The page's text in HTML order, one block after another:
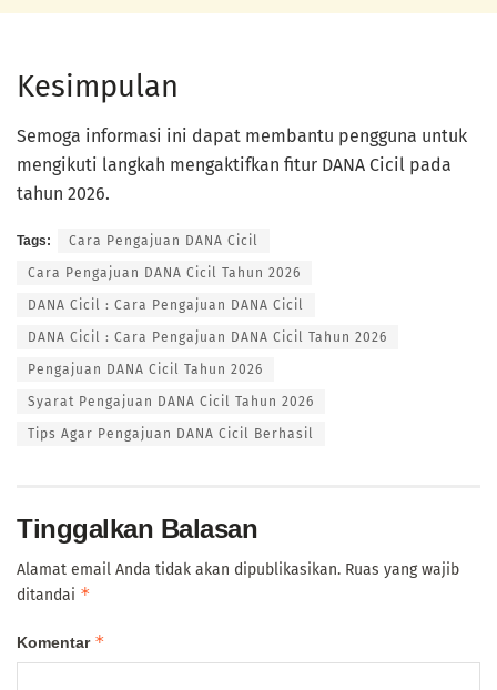
Kesimpulan
Semoga informasi ini dapat membantu pengguna untuk
mengikuti langkah mengaktifkan fitur DANA Cicil pada
tahun 2026.
Tags: Cara Pengajuan DANA Cicil
Cara Pengajuan DANA Cicil Tahun 2026
DANA Cicil : Cara Pengajuan DANA Cicil
DANA Cicil : Cara Pengajuan DANA Cicil Tahun 2026
Pengajuan DANA Cicil Tahun 2026
Syarat Pengajuan DANA Cicil Tahun 2026
Tips Agar Pengajuan DANA Cicil Berhasil
Tinggalkan Balasan
Alamat email Anda tidak akan dipublikasikan. Ruas yang wajib
ditandai *
Komentar *